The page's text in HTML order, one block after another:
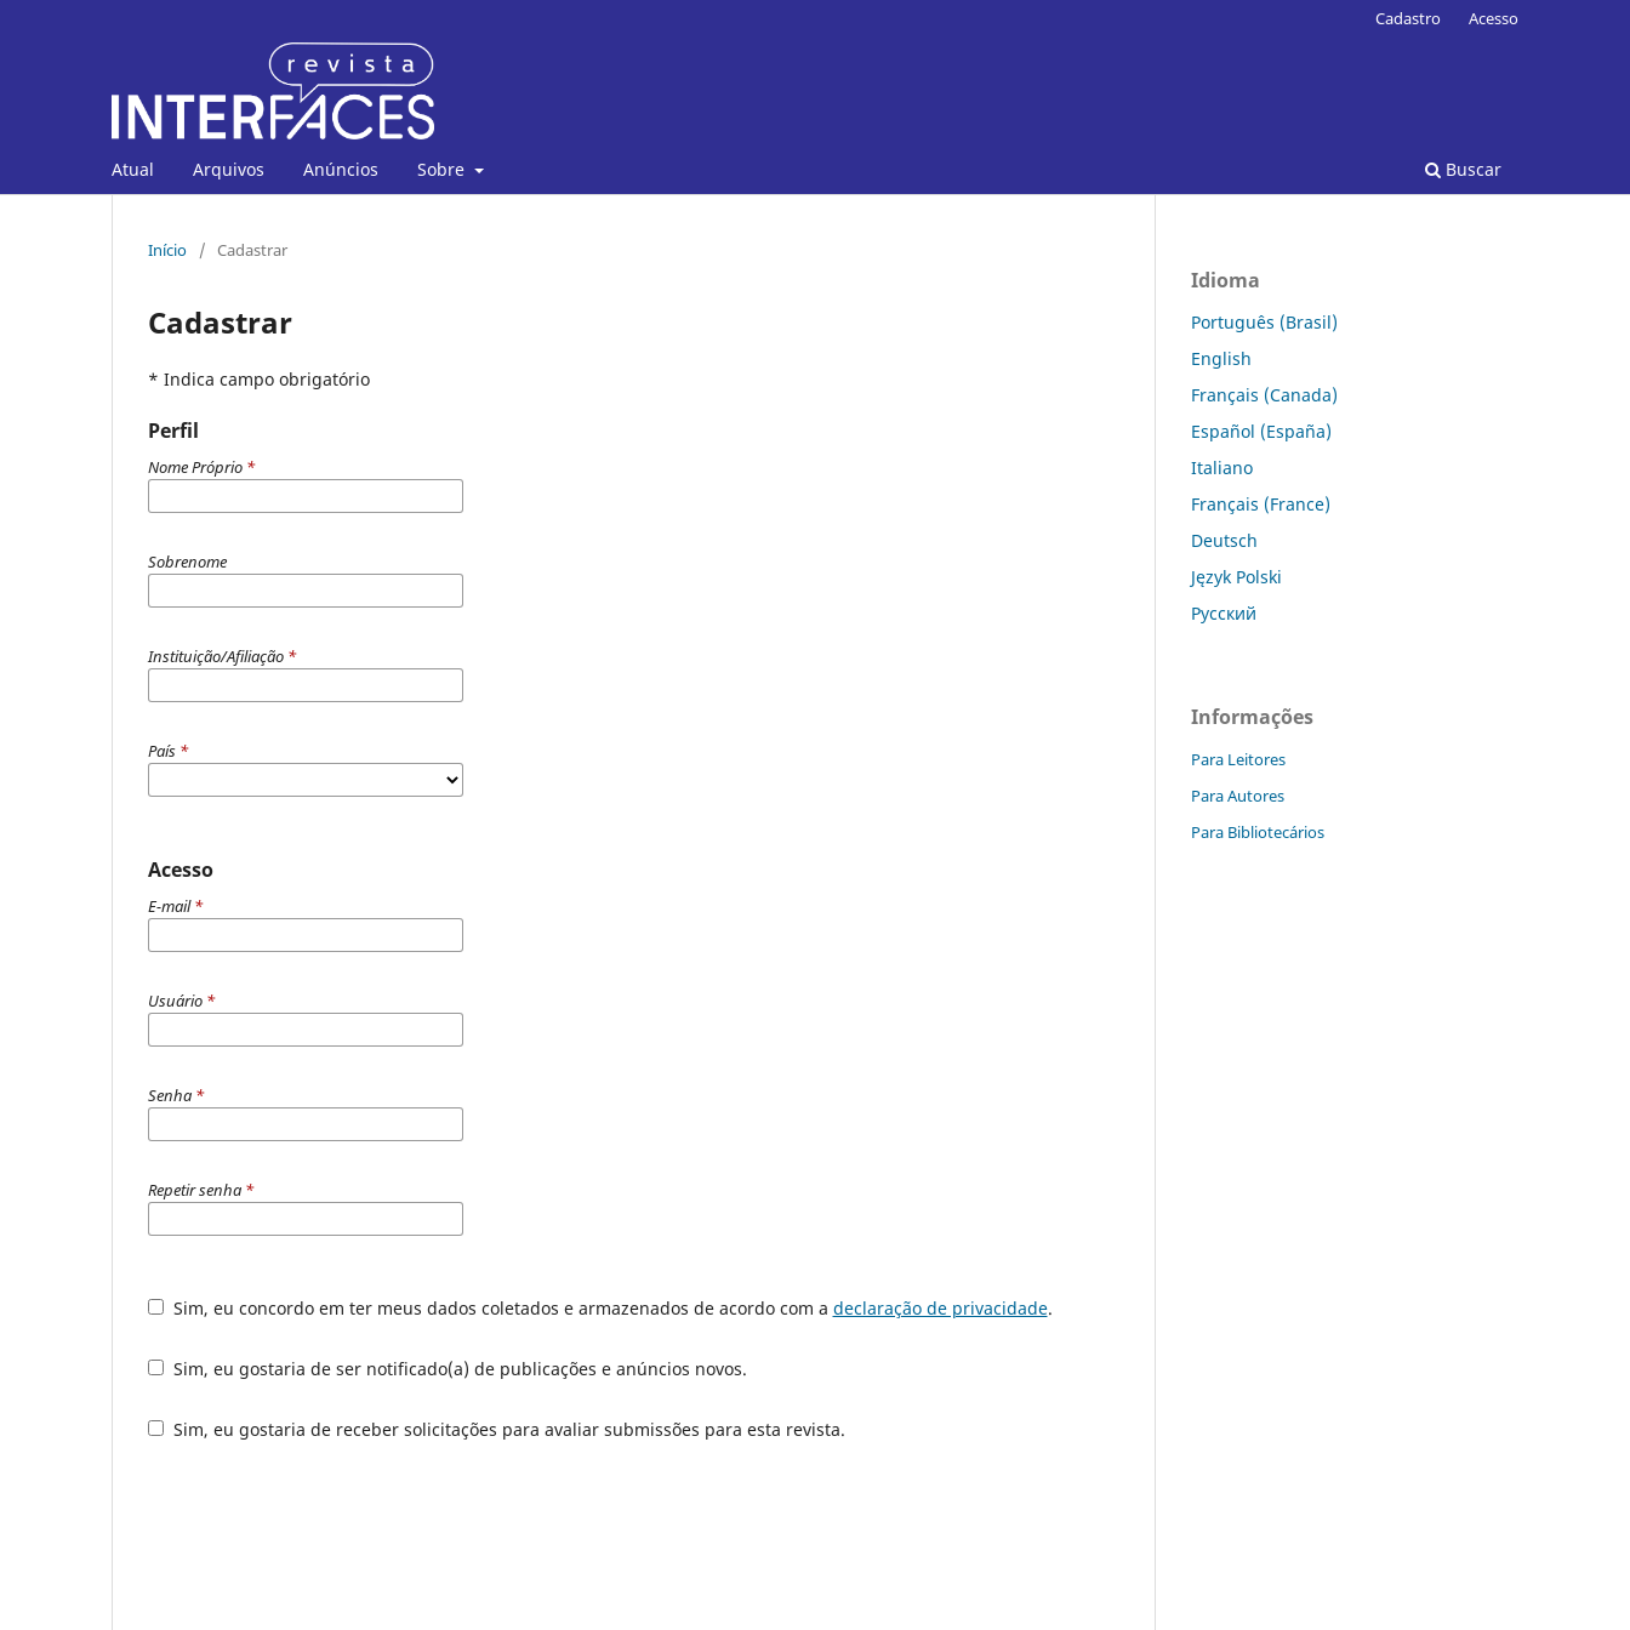
Atual Arquivos Anúncios Sobre Buscar
Cadastro Acesso
Início / Cadastrar
Cadastrar
* Indica campo obrigatório
Perfil
Nome Próprio *
Sobrenome
Instituição/Afiliação *
País *
Acesso
E-mail*
Usuário *
Senha *
Repetir senha *
Sim, eu concordo em ter meus dados coletados e armazenados de acordo com a declaração de privacidade.
Sim, eu gostaria de ser notificado(a) de publicações e anúncios novos.
Sim, eu gostaria de receber solicitações para avaliar submissões para esta revista.
Idioma
Português (Brasil)
English
Français (Canada)
Español (España)
Italiano
Français (France)
Deutsch
Język Polski
Русский
Informações
Para Leitores
Para Autores
Para Bibliotecários